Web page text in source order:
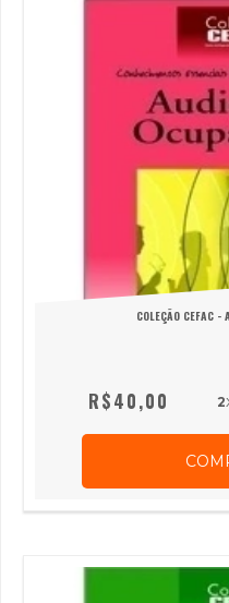
COLEÇÃO CEFAC -
R$40,00 2